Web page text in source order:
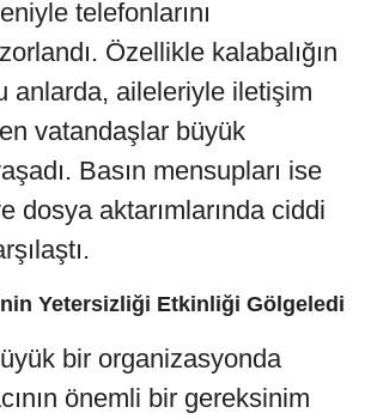
telefonlarını
Özellikle kalabalığın
anlarda, aileleriyle iletişim
vatandaşlar büyük
Basın mensupları ise
dosya aktarımlarında ciddi
Yetersizliği Etkinliği Gölgeledi
bir organizasyonda
önemli bir gereksinim